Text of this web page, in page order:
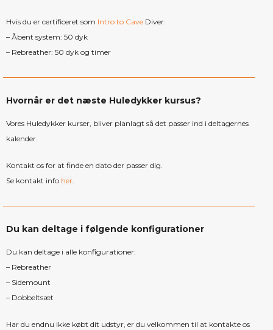
Hvis du er certificeret som Intro to Cave Diver:
– Åbent system: 50 dyk
– Rebreather: 50 dyk og timer
Hvornår er det næste Huledykker kursus?
Vores Huledykker kurser, bliver planlagt så det passer ind i deltagernes
kalender.
Kontakt os for at finde en dato der passer dig.
Se kontakt info her.
Du kan deltage i følgende konfigurationer
Du kan deltage i alle konfigurationer:
– Rebreather
– Sidemount
– Dobbeltsæt
Har du endnu ikke købt dit udstyr, er du velkommen til at kontakte os